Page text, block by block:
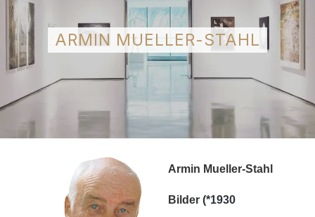
ARMIN MUELLER-STAHL
Armin Mueller-Stahl
Bilder (*1930